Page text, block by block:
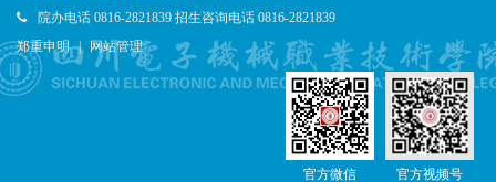
院办电话 0816-2821839 招生咨询电话 0816-2821839
郑重申明 | 网站管理
官方视频号
官方微信